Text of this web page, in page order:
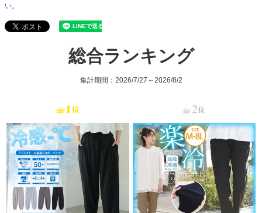
い。
総合ランキング
集計期間：2026/7/27～2026/8/2